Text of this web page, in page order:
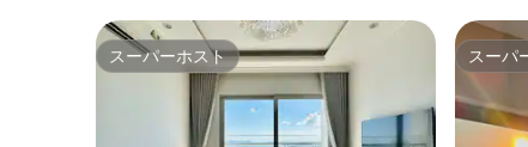
スーパーホスト
スーパーホスト スーパ
スーパ